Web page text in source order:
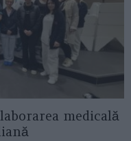
medicală